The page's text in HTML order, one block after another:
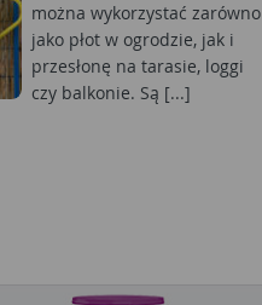
można wykorzystać zarówno
jako płot w ogrodzie, jak i
przesłonę na tarasie, loggi
czy balkonie. Są [...]